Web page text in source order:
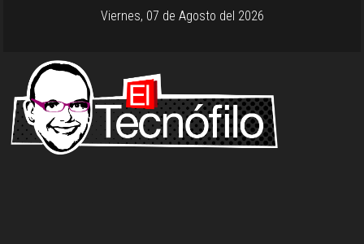
Viernes, 07 de Agosto del 2026